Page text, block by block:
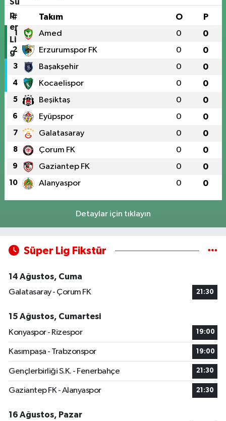
# Takım O P
1 Amed 0 0
2 Erzurumspor FK 0 0
3 Başakşehir 0 0
4 Kocaelispor 0 0
5 Beşiktaş 0 0
6 Eyüpspor 0 0
7 Galatasaray 0 0
8 Çorum FK 0 0
9 Gaziantep FK 0 0
10 Alanyaspor 0 0
Detaylar için tıklayın
Süper Lig Fikstür
14 Ağustos, Cuma
Galatasaray - Çorum FK
21:30
15 Ağustos, Cumartesi
Konyaspor - Rizespor
19:00
Kasımpaşa - Trabzonspor 19:00
Gençlerbirliği S.K. - Fenerbahçe 21:30
Gaziantep FK - Alanyaspor 21:30
16 Ağustos, Pazar